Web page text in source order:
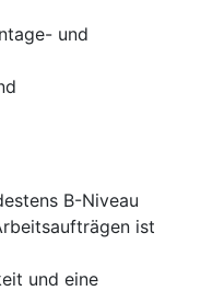
und
B-Niveau
ist
und eine